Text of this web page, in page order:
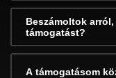
Beszámoltok
támogatást?
A támogatásom